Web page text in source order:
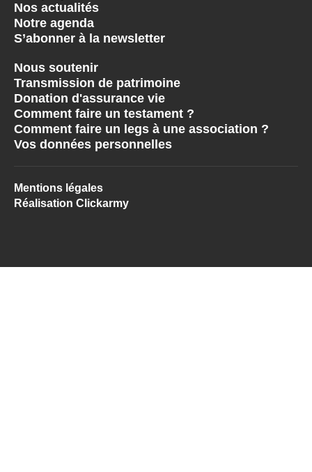
Nos actualités
Notre agenda
S’abonner à la newsletter
Nous soutenir
Transmission de patrimoine
Donation d'assurance vie
Comment faire un testament ?
Comment faire un legs à une association ?
Vos données personnelles
Mentions légales
Réalisation Clickarmy